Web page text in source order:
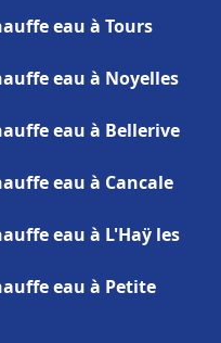
eau à Tours
eau à Noyelles
eau à Bellerive
eau à Cancale
eau à L'Haÿ les
eau à Petite